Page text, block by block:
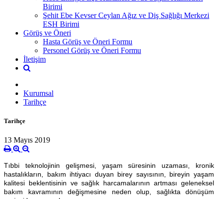
Birimi
Şehit Ebe Kevser Ceylan Ağız ve Diş Sağlığı Merkezi
ESH Birimi
Görüş ve Öneri
Hasta Görüş ve Öneri Formu
Personel Görüş ve Öneri Formu
İletişim
Kurumsal
Tarihçe
Tarihçe
13 Mayıs 2019
Tıbbi teknolojinin gelişmesi, yaşam süresinin uzaması, kronik
hastalıkların, bakım ihtiyacı duyan birey sayısının, bireyin yaşam
kalitesi beklentisinin ve sağlık harcamalarının artması geleneksel
bakım kavramının değişmesine neden olup, sağlıkta dönüşüm